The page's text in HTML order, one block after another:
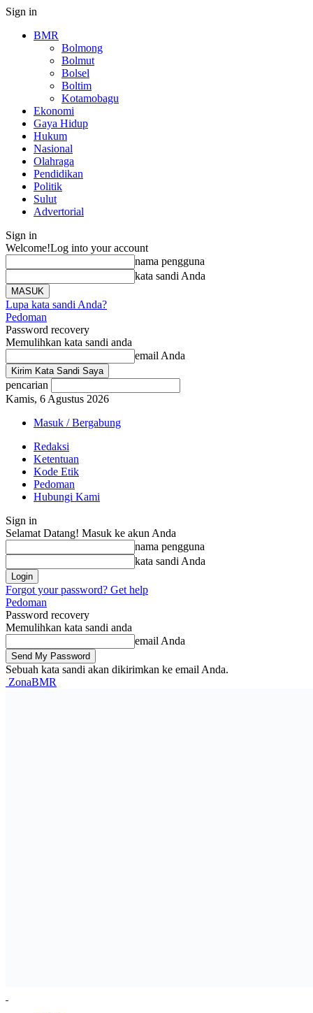
Sign in
BMR
Bolmong
Bolmut
Bolsel
Boltim
Kotamobagu
Ekonomi
Gaya Hidup
Hukum
Nasional
Olahraga
Pendidikan
Politik
Sulut
Advertorial
Sign in
Welcome!Log into your account
nama pengguna
kata sandi Anda
Lupa kata sandi Anda?
Pedoman
Password recovery
Memulihkan kata sandi anda
email Anda
pencarian
Kamis, 6 Agustus 2026
Masuk / Bergabung
Redaksi
Ketentuan
Kode Etik
Pedoman
Hubungi Kami
Sign in
Selamat Datang! Masuk ke akun Anda
nama pengguna
kata sandi Anda
Forgot your password? Get help
Pedoman
Password recovery
Memulihkan kata sandi anda
email Anda
Sebuah kata sandi akan dikirimkan ke email Anda.
ZonaBMR